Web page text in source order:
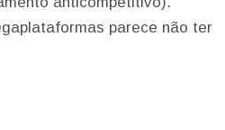
parece não ter